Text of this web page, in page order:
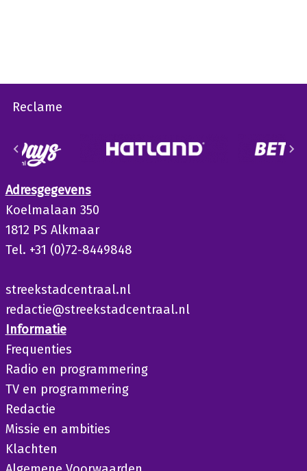
Reclame
Adresgegevens
Koelmalaan 350
1812 PS Alkmaar
Tel. +31 (0)72-8449848
streekstadcentraal.nl
redactie@streekstadcentraal.nl
Informatie
Frequenties
Radio en programmering
TV en programmering
Redactie
Missie en ambities
Klachten